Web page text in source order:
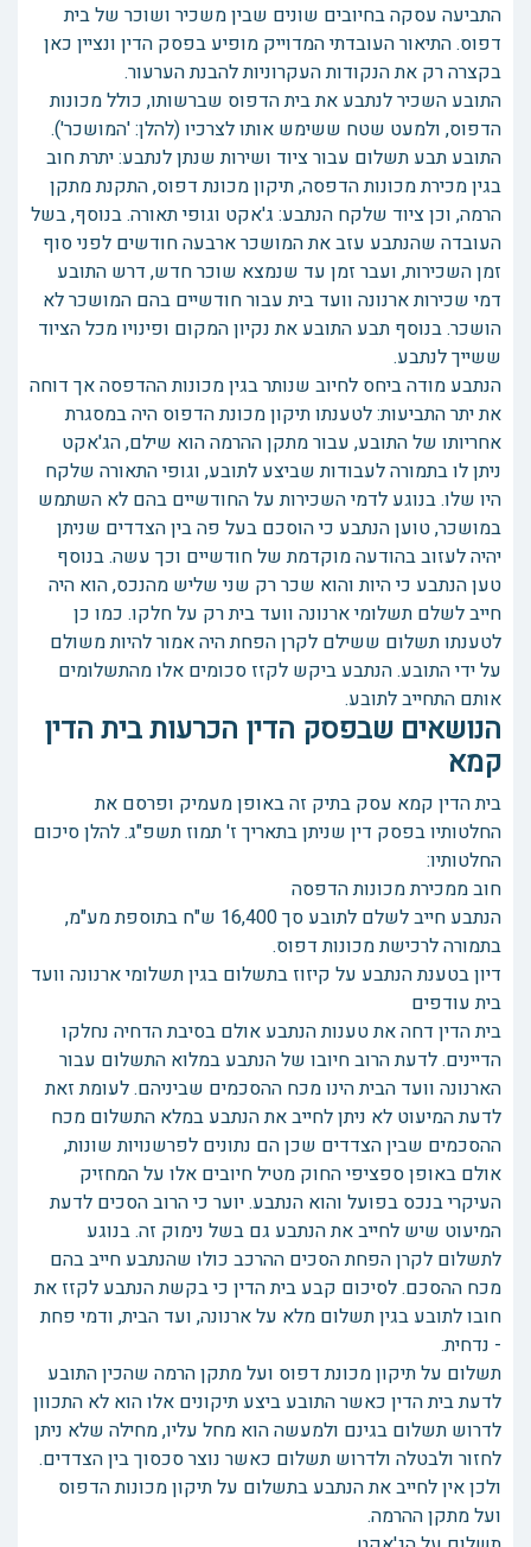
התביעה עסקה בחיובים שונים שבין משכיר ושוכר של בית
דפוס. התיאור העובדתי המדוייק מופיע בפסק הדין ונציין כאן
בקצרה רק את הנקודות העקרוניות להבנת הערעור.
התובע השכיר לנתבע את בית הדפוס שברשותו, כולל מכונות
הדפוס, ולמעט שטח ששימש אותו לצרכיו (להלן: 'המושכר').
התובע תבע תשלום עבור ציוד ושירות שנתן לנתבע: יתרת חוב
בגין מכירת מכונות הדפסה, תיקון מכונת דפוס, התקנת מתקן
הרמה, וכן ציוד שלקח הנתבע: ג'אקט וגופי תאורה. בנוסף, בשל
העובדה שהנתבע עזב את המושכר ארבעה חודשים לפני סוף
זמן השכירות, ועבר זמן עד שנמצא שוכר חדש, דרש התובע
דמי שכירות ארנונה וועד בית עבור חודשיים בהם המושכר לא
הושכר. בנוסף תבע התובע את נקיון המקום ופינויו מכל הציוד
ששייך לנתבע.
הנתבע מודה ביחס לחיוב שנותר בגין מכונות ההדפסה אך דוחה
את יתר התביעות: לטענתו תיקון מכונת הדפוס היה במסגרת
אחריותו של התובע, עבור מתקן ההרמה הוא שילם, הג'אקט
ניתן לו בתמורה לעבודות שביצע לתובע, וגופי התאורה שלקח
היו שלו. בנוגע לדמי השכירות על החודשיים בהם לא השתמש
במושכר, טוען הנתבע כי הוסכם בעל פה בין הצדדים שניתן
יהיה לעזוב בהודעה מוקדמת של חודשיים וכך עשה. בנוסף
טען הנתבע כי היות והוא שכר רק שני שליש מהנכס, הוא היה
חייב לשלם תשלומי ארנונה וועד בית רק על חלקו. כמו כן
לטענתו תשלום ששילם לקרן הפחת היה אמור להיות משולם
על ידי התובע. הנתבע ביקש לקזז סכומים אלו מהתשלומים
אותם התחייב לתובע.
הנושאים שבפסק הדין הכרעות בית הדין
קמא
בית הדין קמא עסק בתיק זה באופן מעמיק ופרסם את
החלטותיו בפסק דין שניתן בתאריך ז' תמוז תשפ"ג. להלן סיכום
החלטותיו:
חוב ממכירת מכונות הדפסה
הנתבע חייב לשלם לתובע סך 16,400 ש"ח בתוספת מע"מ,
בתמורה לרכישת מכונות דפוס.
דיון בטענת הנתבע על קיזוז בתשלום בגין תשלומי ארנונה וועד
בית עודפים
בית הדין דחה את טענות הנתבע אולם בסיבת הדחיה נחלקו
הדיינים. לדעת הרוב חיובו של הנתבע במלוא התשלום עבור
הארנונה וועד הבית הינו מכח ההסכמים שביניהם. לעומת זאת
לדעת המיעוט לא ניתן לחייב את הנתבע במלא התשלום מכח
ההסכמים שבין הצדדים שכן הם נתונים לפרשנויות שונות,
אולם באופן ספציפי החוק מטיל חיובים אלו על המחזיק
העיקרי בנכס בפועל והוא הנתבע. יוער כי הרוב הסכים לדעת
המיעוט שיש לחייב את הנתבע גם בשל נימוק זה. בנוגע
לתשלום לקרן הפחת הסכים ההרכב כולו שהנתבע חייב בהם
מכח ההסכם. לסיכום קבע בית הדין כי בקשת הנתבע לקזז את
חובו לתובע בגין תשלום מלא על ארנונה, ועד הבית, ודמי פחת
- נדחית.
תשלום על תיקון מכונת דפוס ועל מתקן הרמה שהכין התובע
לדעת בית הדין כאשר התובע ביצע תיקונים אלו הוא לא התכוון
לדרוש תשלום בגינם ולמעשה הוא מחל עליו, מחילה שלא ניתן
לחזור ולבטלה ולדרוש תשלום כאשר נוצר סכסוך בין הצדדים.
ולכן אין לחייב את הנתבע בתשלום על תיקון מכונות הדפוס
ועל מתקן ההרמה.